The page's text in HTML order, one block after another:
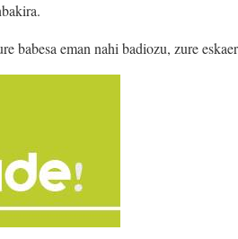
babesa eman nahi badiozu, zure